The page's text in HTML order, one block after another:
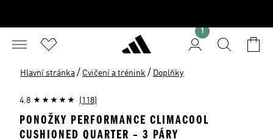
1
Hlavní stránka / Cvičení a trénink / Doplňky
4.8 (118)
PONOŽKY PERFORMANCE CLIMACOOL
CUSHIONED QUARTER – 3 PÁRY